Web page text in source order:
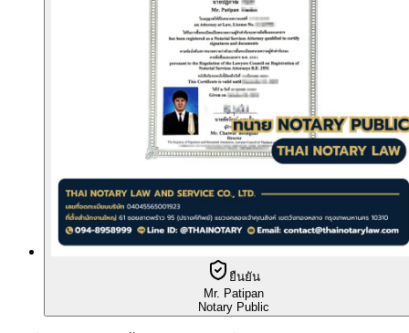
ยืนยัน
Mr. Patipan
Notary Public